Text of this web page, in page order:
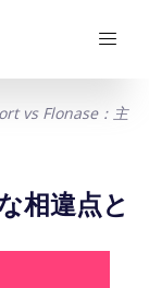
vs Flonase：主
相違点と